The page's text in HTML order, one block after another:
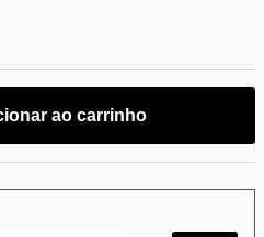
ao carrinho